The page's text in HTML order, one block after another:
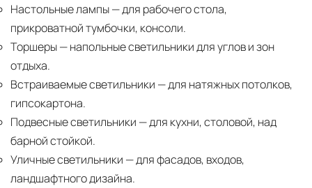
Настольные лампы— для рабочего стола,
прикроватной тумбочки, консоли.
Торшеры— напольные светильники для углов и зон
отдыха.
Встраиваемые светильники — для натяжных потолков,
гипсокартона.
Подвесные светильники — для кухни, столовой, над
барной стойкой.
Уличные светильники — для фасадов, входов,
ландшафтного дизайна.